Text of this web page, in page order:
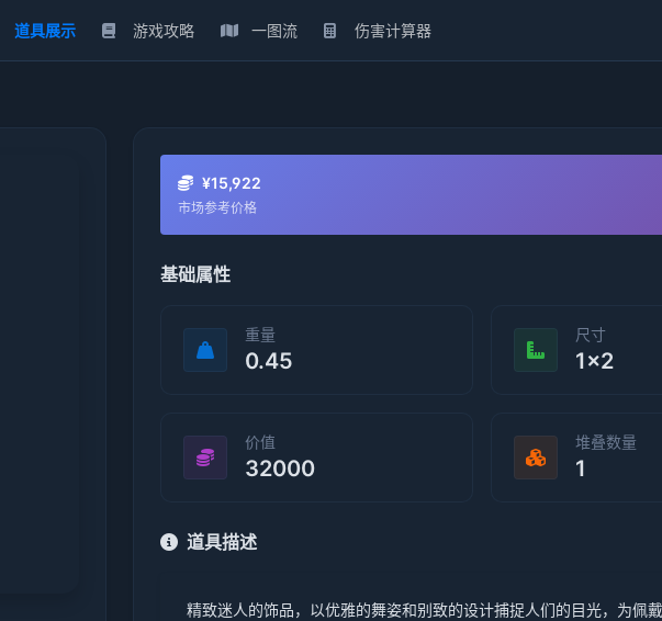
道具展示 游戏攻略 一图流 伤害计算器
¥15,922
市场参考价格
基础属性
重量
0.45
尺寸
1×2
价值
32000
堆叠数量
1
道具描述
精致迷人的饰品，以优雅的舞姿和别致的设计捕捉人们的目光，为佩